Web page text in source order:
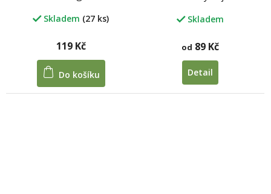
Skladem (27 ks)
119 Kč
Do košíku
Skladem
od 89 Kč
Detail